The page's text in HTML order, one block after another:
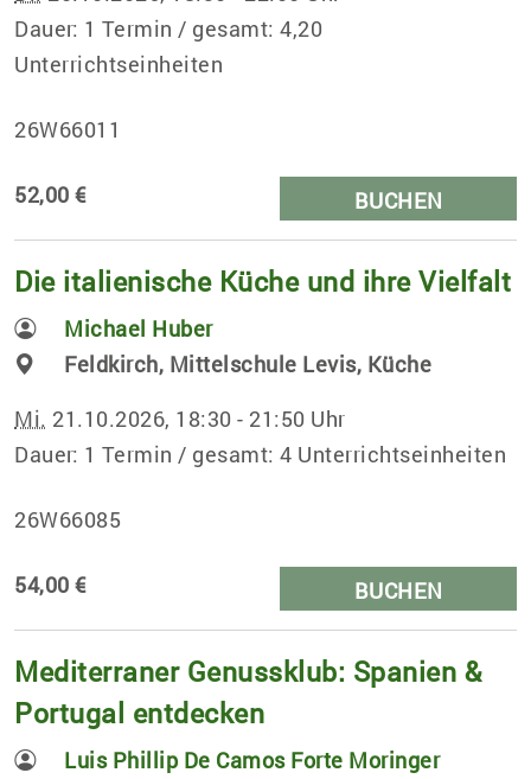
Dauer: 1 Termin / gesamt: 4,20
Unterrichtseinheiten
26W66011
52,00 € BUCHEN
Die italienische Küche und ihre Vielfalt
Michael Huber
Feldkirch, Mittelschule Levis, Küche
Mi. 21.10.2026, 18:30 - 21:50 Uhr
Dauer: 1 Termin / gesamt: 4 Unterrichtseinheiten
26W66085
54,00 € BUCHEN
Mediterraner Genussklub: Spanien &
Portugal entdecken
Luis Phillip De Camos Forte Moringer